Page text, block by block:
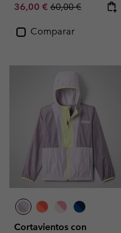
Sale price:
36,00 € Regular price:
60,00 €
Comparar
Cortavientos con